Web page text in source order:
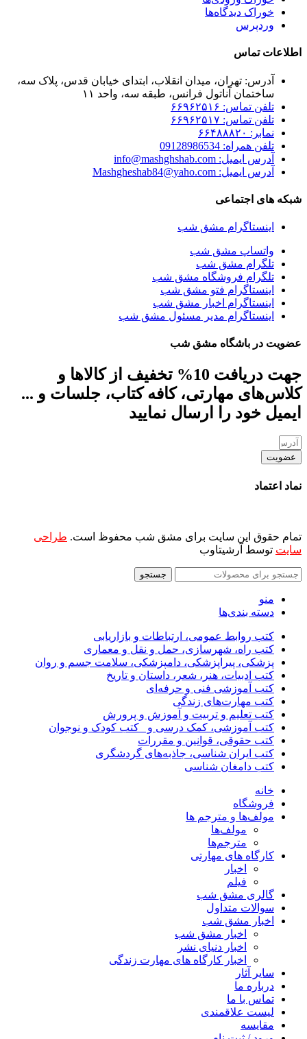
خوراک دیدگاه‌ها
وردپرس
اطلاعات تماس
آدرس: تهران، میدان انقلاب، ابتدای خیابان قدس، پلاک سه،
ساختمان آناتول فرانس، طبقه سه، واحد ۱۱
تلفن تماس: ۶۶۹۶۲۵۱۶
تلفن تماس: ۶۶۹۶۲۵۱۷
نمابر: ۶۶۴۸۸۸۲۰
تلفن همراه: 09128986534
آدرس ایمیل: info@mashghshab.com
آدرس ایمیل: Mashgheshab84@yaho.com
شبکه های اجتماعی
اینستاگرام مشق شب
واتساپ مشق شب
تلگرام مشق شب
تلگرام فروشگاه مشق شب
اینستاگرام فتو مشق شب
اینستاگرام اخبار مشق شب
اینستاگرام مدیر مسئول مشق شب
عضویت در باشگاه مشق شب
جهت دریافت 10% تخفیف از کالاها و
کلاس‌های مهارتی، کافه کتاب، جلسات و ...
ایمیل خود را ارسال نمایید
عضویت
نماد اعتماد
تمام حقوق این سایت برای مشق شب محفوظ است. طراحی
سایت توسط آرشیتاوب
جستجو
منو
دسته بندی‌ها
کتب روابط عمومی، ارتباطات و بازاریابی
کتب راه، شهرسازی، حمل و نقل و معماری
پزشکی، پیراپزشکی، دامپزشکی، سلامت جسم و روان
کتب ادبیات، هنر، شعر، داستان و تاریخ
کتب آموزشی فنی و حرفه‌ای
کتب مهارت‌های زندگی
کتب تعلیم و تربیت و آموزش و پرورش
کتب آموزشی، کمک درسی و _کتب کودک و نوجوان
کتب حقوقی، قوانین و مقررات
کتب ایران شناسی، جاذبه‌های گردشگری
کتب دامغان شناسی
خانه
فروشگاه
مولف‌ها و مترجم ها
مولف‌ها
مترجم‌ها
کارگاه های مهارتی
اخبار
فیلم
گالری مشق شب
سوالات متداول
اخبار مشق شب
اخبار مشق شب
اخبار دنیای نشر
اخبار کارگاه های مهارت زندگی
سایر آثار
درباره ما
تماس با ما
لیست علاقمندی
مقایسه